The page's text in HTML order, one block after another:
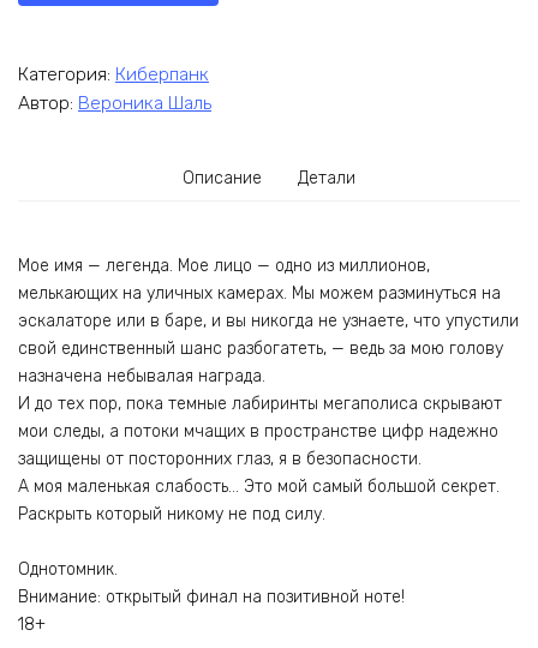
Категория: Киберпанк
Автор: Вероника Шаль
Описание Детали
Мое имя — легенда. Мое лицо — одно из миллионов,
мелькающих на уличных камерах. Мы можем разминуться на
эскалаторе или в баре, и вы никогда не узнаете, что упустили
свой единственный шанс разбогатеть, — ведь за мою голову
назначена небывалая награда.
И до тех пор, пока темные лабиринты мегаполиса скрывают
мои следы, а потоки мчащих в пространстве цифр надежно
защищены от посторонних глаз, я в безопасности.
А моя маленькая слабость… Это мой самый большой секрет.
Раскрыть который никому не под силу.
Однотомник.
Внимание: открытый финал на позитивной ноте!
18+